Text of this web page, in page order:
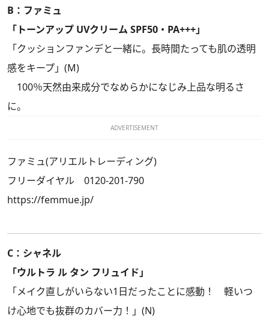
B：ファミュ
「トーンアップ UVクリーム SPF50・PA+++」
「クッションファンデと一緒に。長時間たっても肌の透明
感をキープ」(M)
100％天然由来成分でなめらかになじみ上品な明るさ
に。
ADVERTISEMENT
ファミュ(アリエルトレーディング)
フリーダイヤル 0120-201-790
https://femmue.jp/
C：シャネル
「ウルトラ ル タン フリュイド」
「メイク直しがいらない1日だったことに感動！ 軽いつ
け心地でも抜群のカバー力！」(N)